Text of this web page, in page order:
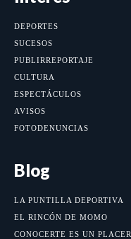
DEPORTES
SUCESOS
PUBLIRREPORTAJE
CULTURA
ESPECTÁCULOS
AVISOS
FOTODENUNCIAS
Blog
LA PUNTILLA DEPORTIVA
EL RINCÓN DE MOMO
CONOCERTE ES UN PLACER